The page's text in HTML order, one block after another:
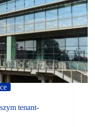
tenant-